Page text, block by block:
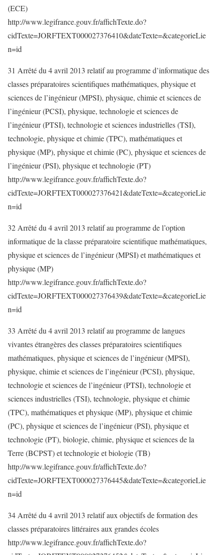
(ECE)
http://www.legifrance.gouv.fr/affichTexte.do?
cidTexte=JORFTEXT000027376410&dateTexte=&categorieLie
n=id
31 Arrêté du 4 avril 2013 relatif au programme d’informatique des
classes préparatoires scientifiques mathématiques, physique et
sciences de l’ingénieur (MPSI), physique, chimie et sciences de
l’ingénieur (PCSI), physique, technologie et sciences de
l’ingénieur (PTSI), technologie et sciences industrielles (TSI),
technologie, physique et chimie (TPC), mathématiques et
physique (MP), physique et chimie (PC), physique et sciences de
l’ingénieur (PSI), physique et technologie (PT)
http://www.legifrance.gouv.fr/affichTexte.do?
cidTexte=JORFTEXT000027376421&dateTexte=&categorieLie
n=id
32 Arrêté du 4 avril 2013 relatif au programme de l’option
informatique de la classe préparatoire scientifique mathématiques,
physique et sciences de l’ingénieur (MPSI) et mathématiques et
physique (MP)
http://www.legifrance.gouv.fr/affichTexte.do?
cidTexte=JORFTEXT000027376439&dateTexte=&categorieLie
n=id
33 Arrêté du 4 avril 2013 relatif au programme de langues
vivantes étrangères des classes préparatoires scientifiques
mathématiques, physique et sciences de l’ingénieur (MPSI),
physique, chimie et sciences de l’ingénieur (PCSI), physique,
technologie et sciences de l’ingénieur (PTSI), technologie et
sciences industrielles (TSI), technologie, physique et chimie
(TPC), mathématiques et physique (MP), physique et chimie
(PC), physique et sciences de l’ingénieur (PSI), physique et
technologie (PT), biologie, chimie, physique et sciences de la
Terre (BCPST) et technologie et biologie (TB)
http://www.legifrance.gouv.fr/affichTexte.do?
cidTexte=JORFTEXT000027376445&dateTexte=&categorieLie
n=id
34 Arrêté du 4 avril 2013 relatif aux objectifs de formation des
classes préparatoires littéraires aux grandes écoles
http://www.legifrance.gouv.fr/affichTexte.do?